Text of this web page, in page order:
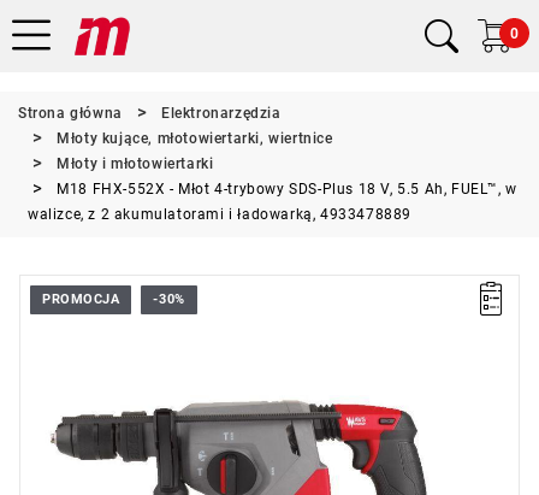
0
Strona główna
Elektronarzędzia
Młoty kujące, młotowiertarki, wiertnice
Młoty i młotowiertarki
M18 FHX-552X - Młot 4-trybowy SDS-Plus 18 V, 5.5 Ah, FUEL™, w
walizce, z 2 akumulatorami i ładowarką, 4933478889
PROMOCJA -30%